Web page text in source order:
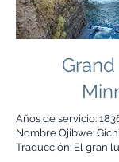
Años de servicio:
Nombre Ojibwe:
Traducción: El gran